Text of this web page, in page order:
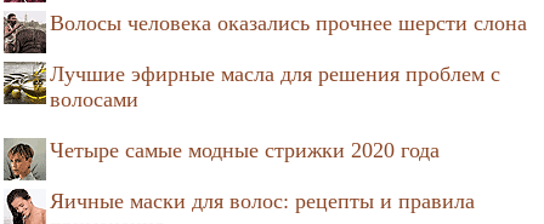
Волосы человека оказались прочнее шерсти слона
Лучшие эфирные масла для решения проблем с
волосами
Четыре самые модные стрижки 2020 года
Яичные маски для волос: рецепты и правила